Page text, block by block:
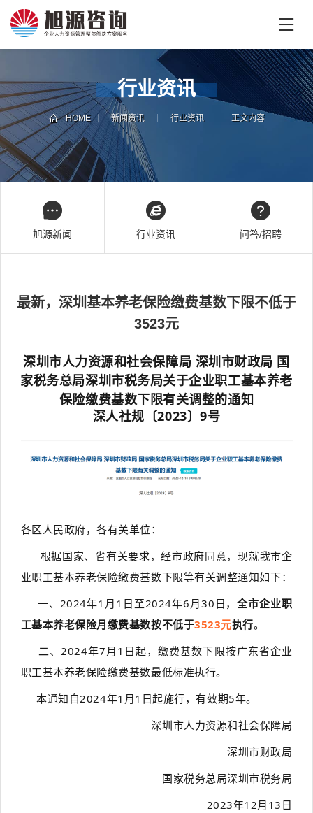
页
页
企
业
培
训
专
家
团
咨
询
行业资讯
HOME 新闻资讯 行业资讯 正文内容
旭源新闻 行业资讯 问答/招聘
最新，深圳基本养老保险缴费基数下限不低于
3523元
深圳市人力资源和社会保障局 深圳市财政局 国
家税务总局深圳市税务局关于企业职工基本养老
保险缴费基数下限有关调整的通知
深人社规〔2023〕9号
各区人民政府，各有关单位：
根据国家、省有关要求，经市政府同意，现就我市企
业职工基本养老保险缴费基数下限等有关调整通知如下：
一、2024年1月1日至2024年6月30日，全市企业职
工基本养老保险月缴费基数按不低于3523元执行。
二、2024年7月1日起，缴费基数下限按广东省企业
职工基本养老保险缴费基数最低标准执行。
本通知自2024年1月1日起施行，有效期5年。
深圳市人力资源和社会保障局
深圳市财政局
国家税务总局深圳市税务局
2023年12月13日